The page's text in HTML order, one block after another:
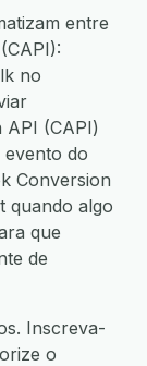
entre
no
API (CAPI)
do
Conversion
quando algo
que
de
Inscreva-
o